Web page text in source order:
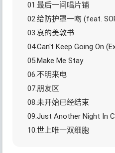
01.最后一间唱片铺
02.给防护罩一吻 (feat.
03.哀的美敦书
04.Can't Keep Going On
05.Make Me Stay
06.不明来电
07.朋友区
08.未开始已经结束
09.Just Another Night In
10.世上唯一双细胞